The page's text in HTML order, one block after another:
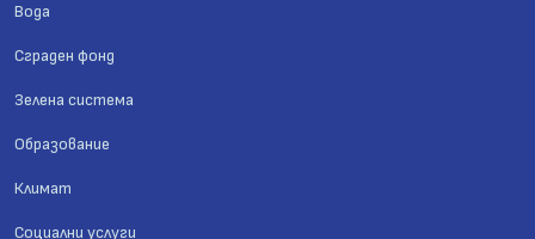
Вода
Сграден фонд
Зелена система
Образование
Климат
Социални услуги